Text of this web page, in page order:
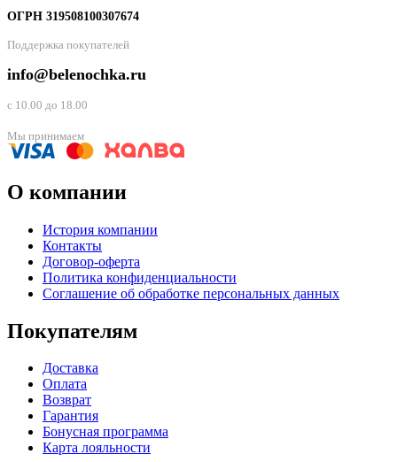
ОГРН 319508100307674
Поддержка покупателей
info@belenochka.ru
с 10.00 до 18.00
Мы принимаем
О компании
История компании
Контакты
Договор-оферта
Политика конфиденциальности
Соглашение об обработке персональных данных
Покупателям
Доставка
Оплата
Возврат
Гарантия
Бонусная программа
Карта лояльности